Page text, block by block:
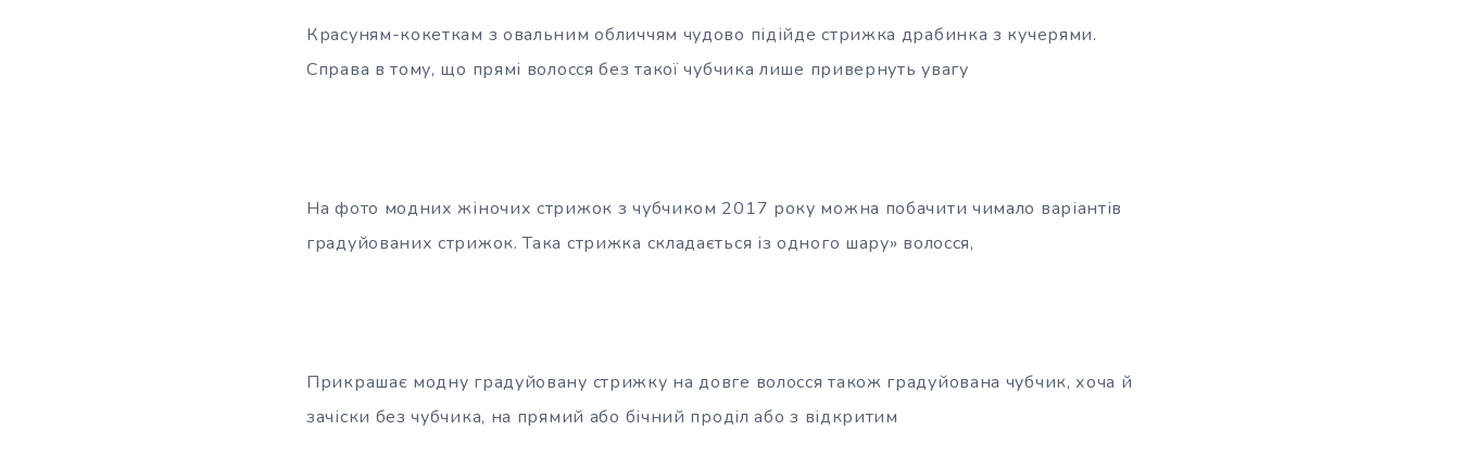
Красуням-кокеткам з овальним обличчям чудово підійде стрижка драбинка з кучерями.
Справа в тому, що прямі волосся без такої чубчика лише привернуть увагу
На фото модних жіночих стрижок з чубчиком 2017 року можна побачити чимало варіантів
градуйованих стрижок. Така стрижка складається із одного шару» волосся,
Прикрашає модну градуйовану стрижку на довге волосся також градуйована чубчик, хоча й
зачіски без чубчика, на прямий або бічний проділ або з відкритим